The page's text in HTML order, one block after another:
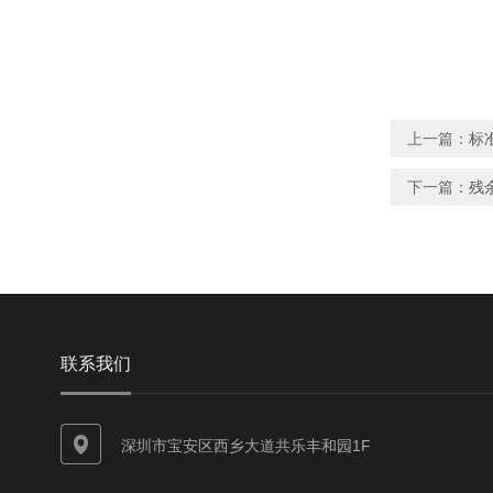
上一篇： 标
下一篇： 残
联系我们
深圳市宝安区西乡大道共乐丰和园1F